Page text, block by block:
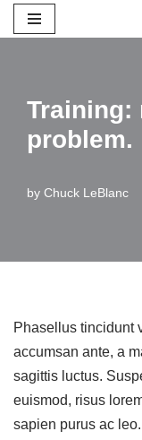
content
Training:
problem.
by Chuck LeBlanc
Phasellus tincidunt
accumsan ante, a
sagittis luctus.
euismod, risus
sapien purus ac